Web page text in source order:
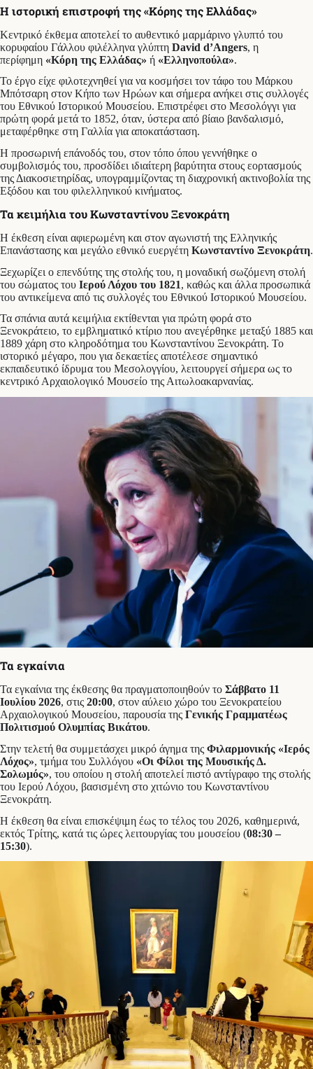
Η ιστορική επιστροφή της «Κόρης της Ελλάδας»
Κεντρικό έκθεμα αποτελεί το αυθεντικό μαρμάρινο γλυπτό του
κορυφαίου Γάλλου φιλέλληνα γλύπτη David d’Angers, η
περίφημη «Κόρη της Ελλάδας» ή «Ελληνοπούλα».
Το έργο είχε φιλοτεχνηθεί για να κοσμήσει τον τάφο του Μάρκου
Μπότσαρη στον Κήπο των Ηρώων και σήμερα ανήκει στις συλλογές
του Εθνικού Ιστορικού Μουσείου. Επιστρέφει στο Μεσολόγγι για
πρώτη φορά μετά το 1852, όταν, ύστερα από βίαιο βανδαλισμό,
μεταφέρθηκε στη Γαλλία για αποκατάσταση.
Η προσωρινή επάνοδός του, στον τόπο όπου γεννήθηκε ο
συμβολισμός του, προσδίδει ιδιαίτερη βαρύτητα στους εορτασμούς
της Διακοσιετηρίδας, υπογραμμίζοντας τη διαχρονική ακτινοβολία της
Εξόδου και του φιλελληνικού κινήματος.
Τα κειμήλια του Κωνσταντίνου Ξενοκράτη
Η έκθεση είναι αφιερωμένη και στον αγωνιστή της Ελληνικής
Επανάστασης και μεγάλο εθνικό ευεργέτη Κωνσταντίνο Ξενοκράτη.
Ξεχωρίζει ο επενδύτης της στολής του, η μοναδική σωζόμενη στολή
του σώματος του Ιερού Λόχου του 1821, καθώς και άλλα προσωπικά
του αντικείμενα από τις συλλογές του Εθνικού Ιστορικού Μουσείου.
Τα σπάνια αυτά κειμήλια εκτίθενται για πρώτη φορά στο
Ξενοκράτειο, το εμβληματικό κτίριο που ανεγέρθηκε μεταξύ 1885 και
1889 χάρη στο κληροδότημα του Κωνσταντίνου Ξενοκράτη. Το
ιστορικό μέγαρο, που για δεκαετίες αποτέλεσε σημαντικό
εκπαιδευτικό ίδρυμα του Μεσολογγίου, λειτουργεί σήμερα ως το
κεντρικό Αρχαιολογικό Μουσείο της Αιτωλοακαρνανίας.
Τα εγκαίνια
Τα εγκαίνια της έκθεσης θα πραγματοποιηθούν το Σάββατο 11
Ιουλίου 2026, στις 20:00, στον αύλειο χώρο του Ξενοκρατείου
Αρχαιολογικού Μουσείου, παρουσία της Γενικής Γραμματέως
Πολιτισμού Ολυμπίας Βικάτου.
Στην τελετή θα συμμετάσχει μικρό άγημα της Φιλαρμονικής «Ιερός
Λόχος», τμήμα του Συλλόγου «Οι Φίλοι της Μουσικής Δ.
Σολωμός», του οποίου η στολή αποτελεί πιστό αντίγραφο της στολής
του Ιερού Λόχου, βασισμένη στο χιτώνιο του Κωνσταντίνου
Ξενοκράτη.
Η έκθεση θα είναι επισκέψιμη έως το τέλος του 2026, καθημερινά,
εκτός Τρίτης, κατά τις ώρες λειτουργίας του μουσείου (08:30 –
15:30).